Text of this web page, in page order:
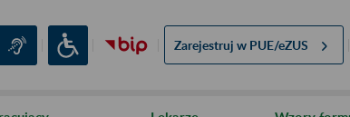
Zarejestruj w PUE/eZUS